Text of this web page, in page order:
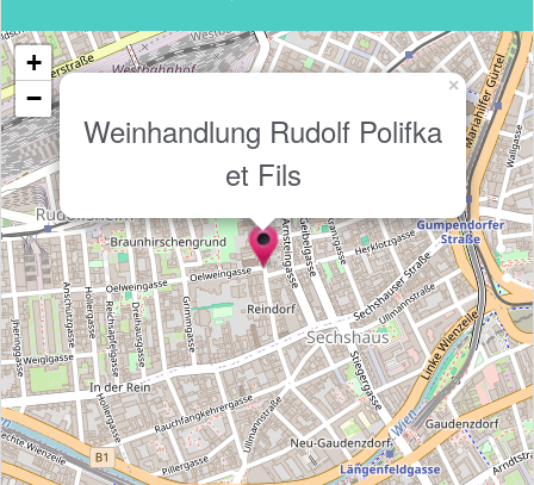
Weinhandlung Rudolf Polifka
et Fils
×
+
−